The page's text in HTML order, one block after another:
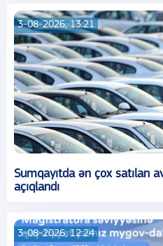
3-08-2026, 13:21
Sumqayıtda ən çox satılan
açıqlandı
3-08-2026, 12:24